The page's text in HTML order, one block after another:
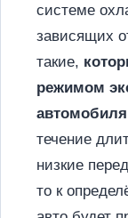
системе
зависящих
такие,
режимом
автомобиля
течение
низкие
то к